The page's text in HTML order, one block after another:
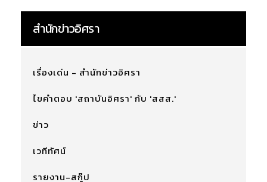
สำนักข่าวอิศรา
เรื่องเด่น - สำนักข่าวอิศรา
ไขคำตอบ 'สถาบันอิศรา' กับ 'สสส.'
ข่าว
เวทีทัศน์
รายงาน-สกู๊ป